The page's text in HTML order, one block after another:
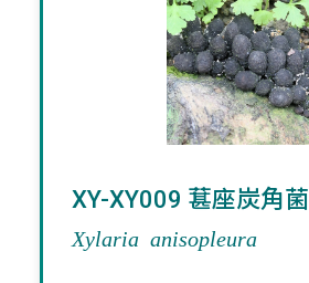
XY-XY009 葚座炭角菌
Xylaria anisopleura